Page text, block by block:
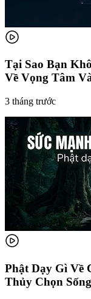
Tại Sao Bạn
Về Vọng Tâm
3 tháng trước
Phật Dạy Gì Về
Thủy Chọn